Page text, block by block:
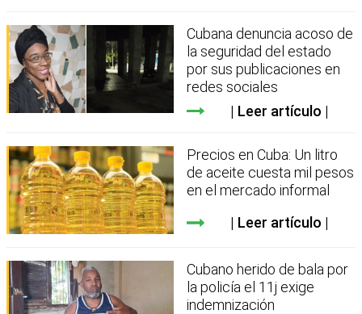
Cubana denuncia acoso de
la seguridad del estado
por sus publicaciones en
redes sociales
Leer artículo
Precios en Cuba: Un litro
de aceite cuesta mil pesos
en el mercado informal
Leer artículo
Cubano herido de bala por
la policía el 11j exige
indemnización